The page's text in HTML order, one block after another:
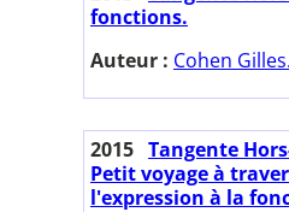
fonctions.
Auteur : Cohen
2015 Tangente
Petit voyage à
l'expression à la